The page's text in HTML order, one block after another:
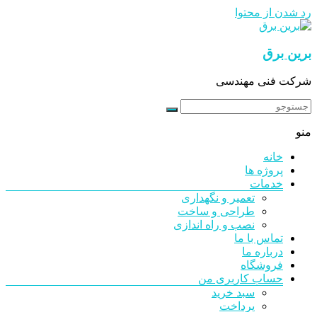
رد شدن از محتوا
برین برق
شرکت فنی مهندسی
منو
خانه
پروژه ها
خدمات
تعمیر و نگهداری
طراحی و ساخت
نصب و راه اندازی
تماس با ما
درباره ما
فروشگاه
حساب کاربری من
سبد خرید
پرداخت